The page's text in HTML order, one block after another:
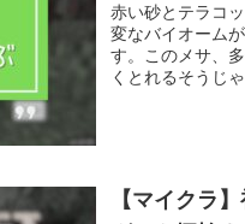
赤い砂とテラコ
変なバイオーム
す。このメサ、
くとれるそうじ
【マイクラ